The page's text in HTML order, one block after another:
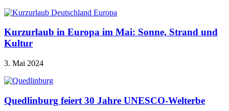
Kurzurlaub in Europa im Mai: Sonne, Strand und
Kultur
3. Mai 2024
Quedlinburg feiert 30 Jahre UNESCO-Welterbe